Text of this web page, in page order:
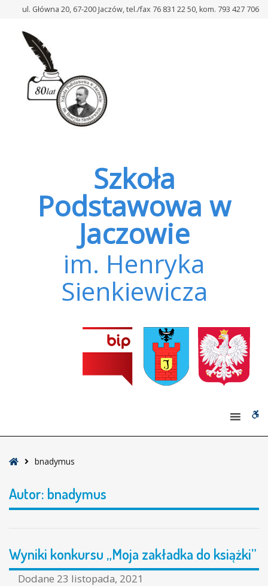
ul. Główna 20, 67-200 Jaczów, tel./fax 76 831 22 50, kom. 793 427 706
Szkoła
Podstawowa w
Jaczowie
im. Henryka
Sienkiewicza
Stronabnadymus
Autor: bnadymus
Wyniki konkursu „Moja zakładka do książki”
Dodane 23 listopada, 2021